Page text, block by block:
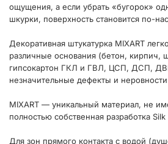
ощущения, а если убрать «бугорок»
шкурки, поверхность становится по-
Декоративная штукатурка MIXART
различные основания (бетон, кирпич,
гипсокартон ГКЛ и ГВЛ, ЦСП, ДСП,
незначительные дефекты и
MIXART — уникальный материал, не
полностью собственная разработка Silk
Для зон прямого контакта с водой